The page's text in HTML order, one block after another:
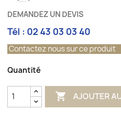
DEMANDEZ UN DEVIS
Tél : 02 43 03 03 40
Contactez nous sur ce produit
Quantité
 AJOUTER